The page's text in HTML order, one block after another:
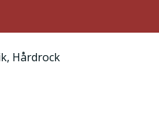
, Hårdrock